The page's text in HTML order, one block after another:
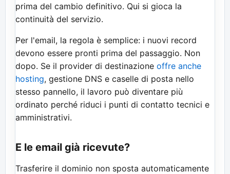
prima del cambio definitivo. Qui si gioca la
continuità del servizio.
Per l'email, la regola è semplice: i nuovi record
devono essere pronti prima del passaggio. Non
dopo. Se il provider di destinazione offre anche
hosting, gestione DNS e caselle di posta nello
stesso pannello, il lavoro può diventare più
ordinato perché riduci i punti di contatto tecnici e
amministrativi.
E le email già ricevute?
Trasferire il dominio non sposta automaticamente